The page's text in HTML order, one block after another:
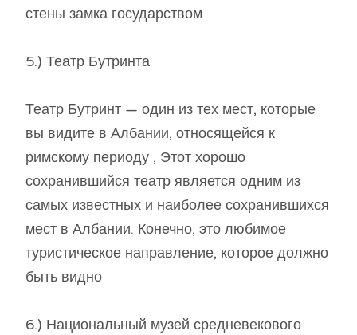
стены замка государством
5.) Театр Бутринта
Театр Бутринт — один из тех мест, которые
вы видите в Албании, относящейся к
римскому периоду , Этот хорошо
сохранившийся театр является одним из
самых известных и наиболее сохранившихся
мест в Албании. Конечно, это любимое
туристическое направление, которое должно
быть видно
6.) Национальный музей средневекового